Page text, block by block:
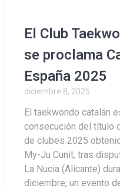
o
k
El Club
se proclama
España 2025
diciembre 8, 2025
El taekwondo catalán
consecución del título
de clubes 2025
My-Ju Cunit, tras
La Nucia (Alicante)
diciembre; un evento